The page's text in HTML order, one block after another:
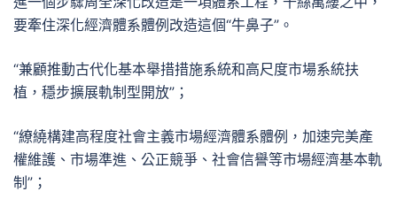
要牽住深化經濟體系體例改造這個“牛鼻子”。
“兼顧推動古代化基本舉措措施系統和高尺度市場系統扶
植，穩步擴展軌制型開放”；
“繚繞構建高程度社會主義市場經濟體系體例，加速完美產
權維護、市場準進、公正競爭、社會信譽等市場經濟基本軌
制”；